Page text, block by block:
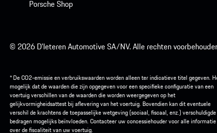
Porsche Shop
© 2026 D'Ieteren Automotive SA/NV. Alle rechten
* De CO2-emissie en verbruikswaarden worden alleen ter indicatieve titel gegeven.
mogelijk dat de waarden die zijn opgegeven voor een specifieke configuratie van een
voertuig verschillen van de waarden die worden weergegeven op het
gelijkvormigheidsattest bij aflevering van het voertuig. Bovendien kan dit eventuele
verschil de krachtens de toepasselijke wetgeving (sociaal, fiscaal, enz.) verschuldigde
bedragen mogelijks beïnvloeden. Contacteer uw concessiehouder voor alle informatie
over de fiscaliteit van uw voertuig.